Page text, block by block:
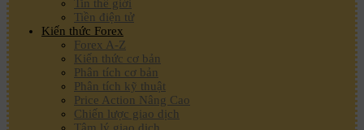
Tin thế giới
Tiền điện tử
Kiến thức Forex
Forex A-Z
Kiến thức cơ bản
Phân tích cơ bản
Phân tích kỹ thuật
Price Action Nâng Cao
Chiến lược giao dịch